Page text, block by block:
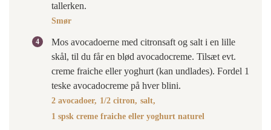
tallerken.
Smør
Mos avocadoerne med citronsaft og salt i en lille
skål, til du får en blød avocadocreme. Tilsæt evt.
creme fraiche eller yoghurt (kan undlades). Fordel 1
teske avocadocreme på hver blini.
2 avocadoer, 1/2 citron, salt,
1 spsk creme fraiche eller yoghurt naturel